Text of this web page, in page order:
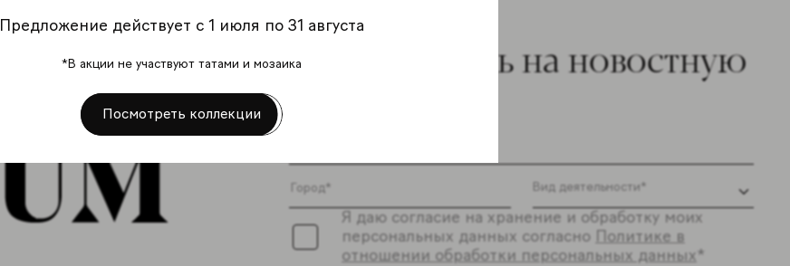
Предложение действует с 1 июля по 31 августа
*В акции не участвуют татами и мозаика
Посмотреть коллекции
Подпишитесь на новостную
Я даю согласие на хранение и обработку моих
персональных данных согласно Политике в
отношении обработки персональных данных*